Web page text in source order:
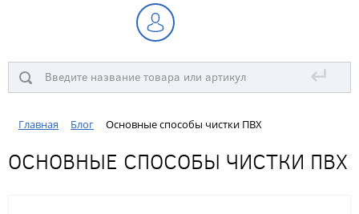
↵
Главная Блог Основные способы чистки ПВХ
ОСНОВНЫЕ СПОСОБЫ ЧИСТКИ ПВХ